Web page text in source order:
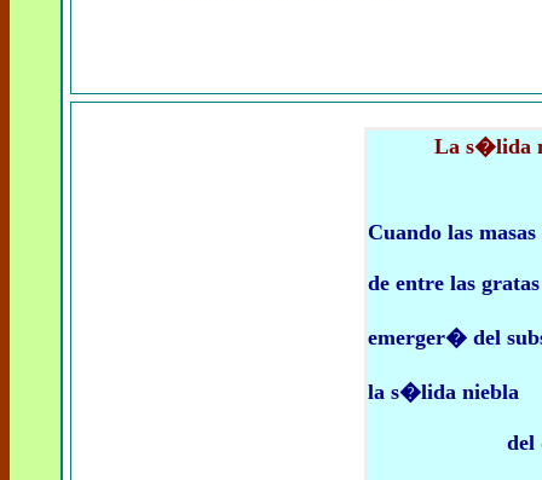
La s�lida
Cuando las masas
de entre las
emerger� del
la s�lida niebla
del